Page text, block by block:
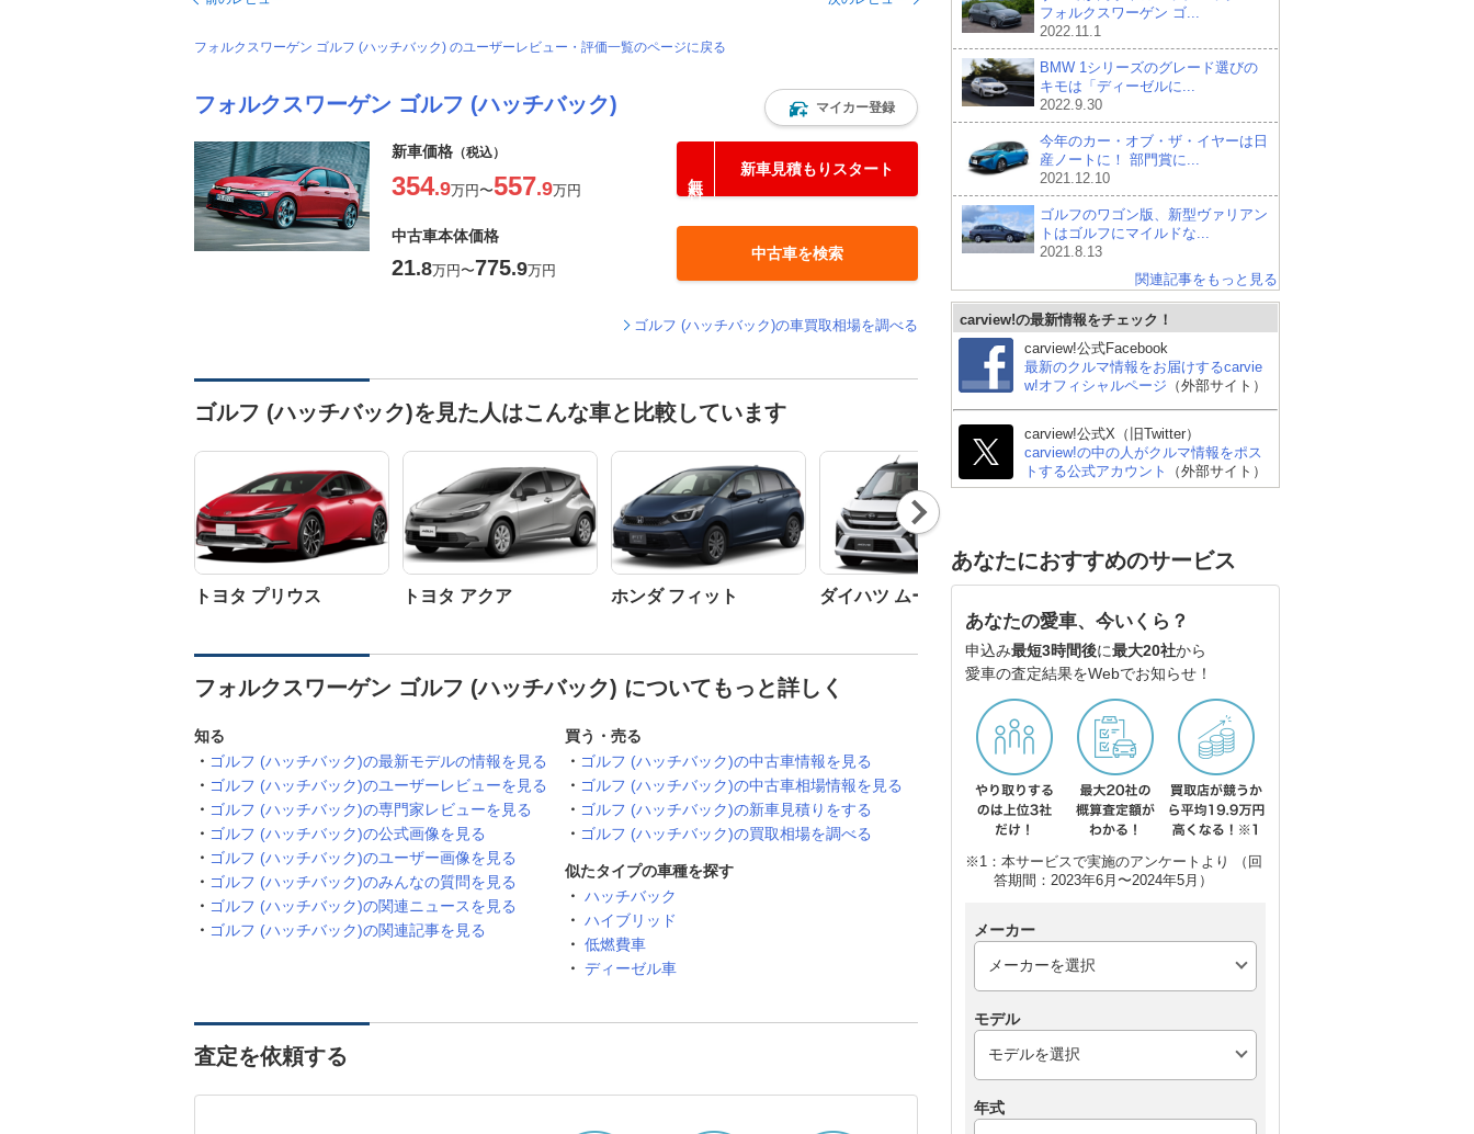
フォルクスワーゲン ゴルフ (ハッチバック) のユーザーレビュー・評価一覧のページに戻る
フォルクスワーゲン ゴルフ (ハッチバック) マイカー登録
新車価格 （税込）
354.9万円〜557.9万円
新車見積もりスタート
中古車本体価格
21.8万円〜775.9万円
中古車を検索
ゴルフ (ハッチバック)の車買取相場を調べる
ゴルフ (ハッチバック)を見た人はこんな車と比較しています
トヨタ プリウス トヨタ アクア ホンダ フィット ダイハツ ムーヴ
Nex
t
フォルクスワーゲン ゴルフ (ハッチバック) についてもっと詳しく
知る
ゴルフ (ハッチバック)の最新モデルの情報を見る
ゴルフ (ハッチバック)のユーザーレビューを見る
ゴルフ (ハッチバック)の専門家レビューを見る
ゴルフ (ハッチバック)の公式画像を見る
ゴルフ (ハッチバック)のユーザー画像を見る
ゴルフ (ハッチバック)のみんなの質問を見る
ゴルフ (ハッチバック)の関連ニュースを見る
ゴルフ (ハッチバック)の関連記事を見る
買う・売る
ゴルフ (ハッチバック)の中古車情報を見る
ゴルフ (ハッチバック)の中古車相場情報を見る
ゴルフ (ハッチバック)の新車見積りをする
ゴルフ (ハッチバック)の買取相場を調べる
似たタイプの車種を探す
ハッチバック
ハイブリッド
低燃費車
ディーゼル車
査定を依頼する
フォルクスワーゲン ゴ...
2022.11.1
BMW 1シリーズのグレード選びの
キモは「ディーゼルに...
2022.9.30
今年のカー・オブ・ザ・イヤーは日
産ノートに！ 部門賞に...
2021.12.10
ゴルフのワゴン版、新型ヴァリアン
トはゴルフにマイルドな...
2021.8.13
関連記事をもっと見る
carview!の最新情報をチェック！
carview!公式Facebook
最新のクルマ情報をお届けするcarvie
w!オフィシャルページ （外部サイト）
carview!公式X（旧Twitter）
carview!の中の人がクルマ情報をポス
トする公式アカウント
（外部サイト）
あなたにおすすめのサービス
あなたの愛車、今いくら？
申込み最短3時間後に最大20社から
愛車の査定結果をWebでお知らせ！
※1：本サービスで実施のアンケートより （回
答期間：2023年6月〜2024年5月）
メーカー
モデル
年式